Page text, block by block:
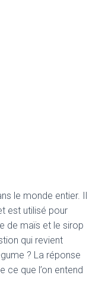
le monde entier. Il
est utilisé pour
de maïs et le sirop
qui revient
? La réponse
ce que l’on entend